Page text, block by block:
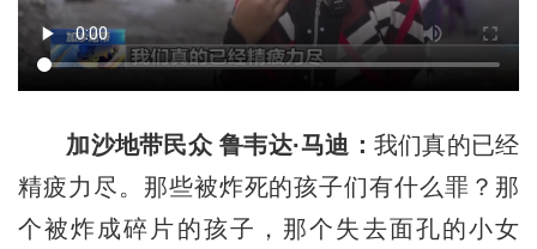
加沙地带民众 鲁韦达·马迪： 我们真的已经
精疲力尽。那些被炸死的孩子们有什么罪？那
个被炸成碎片的孩子，那个失去面孔的小女